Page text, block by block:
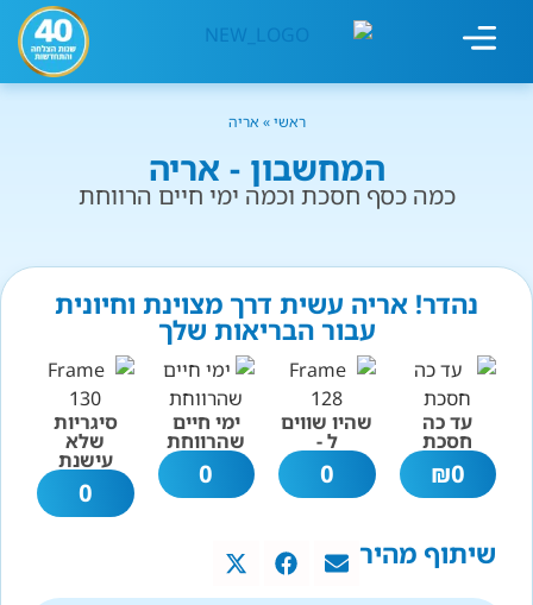
ראשי» אריה
המחשבון - אריה
כמה כסף חסכת וכמה ימי חיים הרווחת
נהדר! אריה עשית דרך מצוינת וחיונית
עבור הבריאות שלך
עד כה
חסכת
0
₪
שהיו שווים
ל -
0
ימי חיים
שהרווחת
0
סיגריות
שלא
עישנת
0
שיתוף מהיר